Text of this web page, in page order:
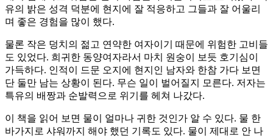
유의 밝은 성격 덕분에 현지에 잘 적응하고 그들과 잘 어울리
며 좋은 경험을 많이 했다.
물론 작은 덩치의 젊고 연약한 여자이기 때문에 위험한 고비들
도 있었다. 희귀한 동양여자라서 마치 원숭이 보듯 호기심이
가득하다. 인적이 드문 오지에 현지인 남자와 한참 가다 보면
단 둘만 남는 상황이 된다. 무슨 일이 벌어질지 모른다. 저자는
특유의 배짱과 순발력으로 위기를 헤쳐 나갔다.
이 책을 읽어 보면 물이 얼마나 귀한 것인가 알 수 있다. 물 한
바가지로 샤워까지 해야 했던 기록도 있다. 물이 제대로 안 나